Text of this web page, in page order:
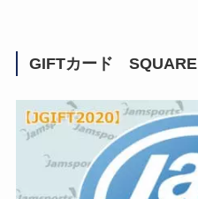
GIFTカード SQUARE